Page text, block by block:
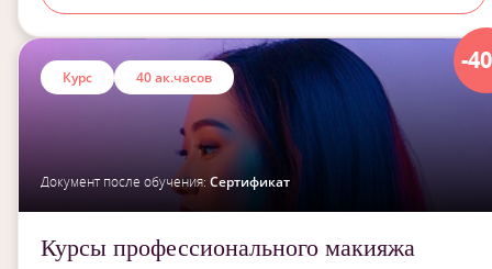
-
Курс 40 ак.часов
Документ после обучения: Сертификат
Курсы профессионального макияжа